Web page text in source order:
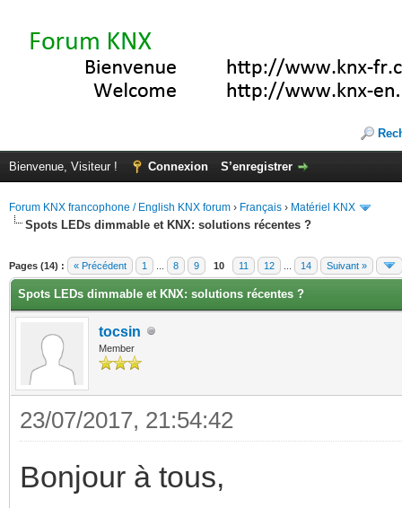
Bienvenue, Visiteur ! Connexion S’enregistrer
Forum KNX francophone / English KNX forum › Français › Matériel KNX
Spots LEDs dimmable et KNX: solutions récentes ?
Pages (14) : « Précédent 1 8 9 10 11 12 14 Suivant »
Spots LEDs dimmable et KNX: solutions récentes ?
tocsin
Member
23/07/2017, 21:54:42
Bonjour à tous,